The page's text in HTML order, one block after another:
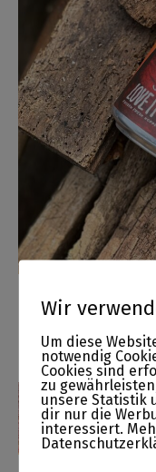
Related Posts
1.
Wir
Um diese
notwendig
Cookies sind
zu
unsere Statistik
dir nur die
interessiert.